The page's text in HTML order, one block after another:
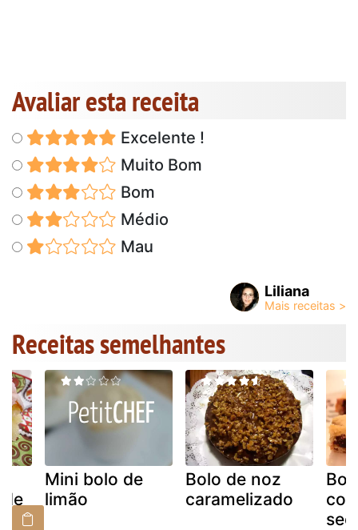
Avaliar esta receita
Excelente !
Muito Bom
Bom
Médio
Mau
Liliana
Receitas semelhantes
Mini bolo de
limão
Bolo de noz
caramelizado